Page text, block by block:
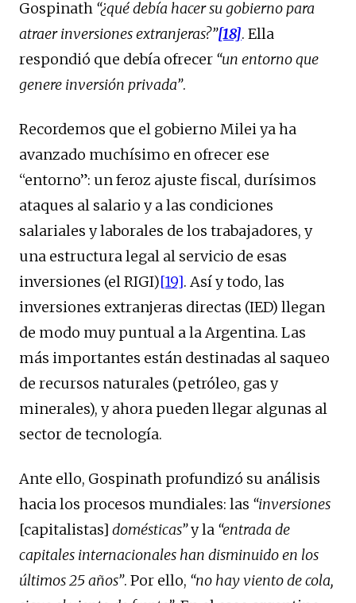
Gospinath “¿qué debía hacer su gobierno para
atraer inversiones extranjeras?”[18]. Ella
respondió que debía ofrecer “un entorno que
genere inversión privada”.
Recordemos que el gobierno Milei ya ha
avanzado muchísimo en ofrecer ese
“entorno”: un feroz ajuste fiscal, durísimos
ataques al salario y a las condiciones
salariales y laborales de los trabajadores, y
una estructura legal al servicio de esas
inversiones (el RIGI)[19]. Así y todo, las
inversiones extranjeras directas (IED) llegan
de modo muy puntual a la Argentina. Las
más importantes están destinadas al saqueo
de recursos naturales (petróleo, gas y
minerales), y ahora pueden llegar algunas al
sector de tecnología.
Ante ello, Gospinath profundizó su análisis
hacia los procesos mundiales: las “inversiones
[capitalistas] domésticas”y la “entrada de
capitales internacionales han disminuido en los
últimos 25 años”. Por ello, “no hay viento de cola,